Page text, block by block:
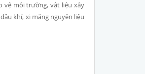
vệ môi trường, vật liệu xây
khí, xi măng nguyên liệu